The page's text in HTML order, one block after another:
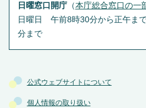
公式ウェブサイトについて
個人情報の取り扱い
日曜窓口開庁（本庁総合窓口の一
日曜日 午前8時30分から正午ま
分まで